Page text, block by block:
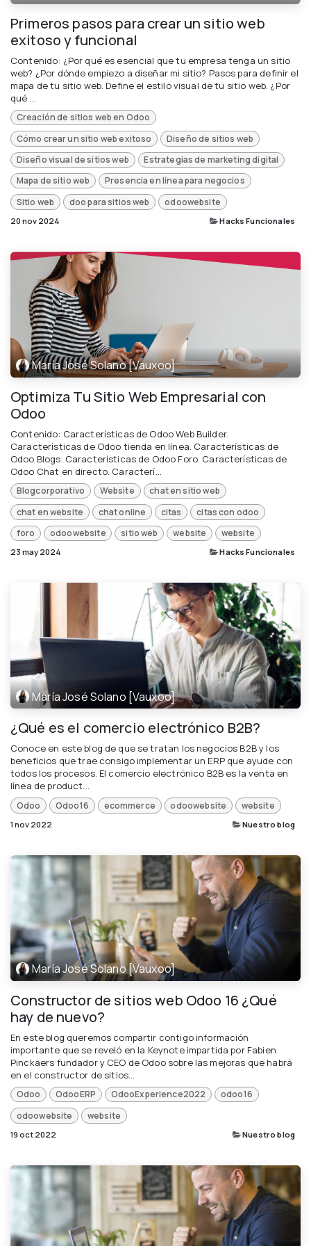
Primeros pasos para crear un sitio web
exitoso y funcional
Contenido: ¿Por qué es esencial que tu empresa tenga un sitio
web? ¿Por dónde empiezo a diseñar mi sitio? Pasos para definir el
mapa de tu sitio web. Define el estilo visual de tu sitio web. ¿Por
qué ...
Creación de sitios web en Odoo
Cómo crear un sitio web exitoso
Diseño de sitios web
Diseño visual de sitios web
Estrategias de marketing digital
Mapa de sitio web
Presencia en línea para negocios
Sitio web
doo para sitios web odoowebsite
20 nov 2024 Hacks Funcionales
María José Solano [Vauxoo]
Optimiza Tu Sitio Web Empresarial con
Odoo
Contenido: Características de Odoo Web Builder.
Características de Odoo tienda en línea. Características de
Odoo Blogs. Características de Odoo Foro. Características de
Odoo Chat en directo. Caracterí...
Blogcorporativo Website
chat en sitio web
chat en website
chat online citas
citas con odoo
foro
odoowebsite sitio web website website
23 may 2024 Hacks Funcionales
María José Solano [Vauxoo]
¿Qué es el comercio electrónico B2B?
Conoce en este blog de que se tratan los negocios B2B y los
beneficios que trae consigo implementar un ERP que ayude con
todos los procesos. El comercio electrónico B2B es la venta en
línea de product...
Odoo Odoo16 ecommerce odoowebsite website
1 nov 2022 Nuestro blog
María José Solano [Vauxoo]
Constructor de sitios web Odoo 16 ¿Qué
hay de nuevo?
En este blog queremos compartir contigo información
importante que se reveló en la Keynote impartida por Fabien
Pinckaers fundador y CEO de Odoo sobre las mejoras que habrá
en el constructor de sitios...
Odoo OdooERP OdooExperience2022
odoo16
odoowebsite
website
19 oct 2022 Nuestro blog